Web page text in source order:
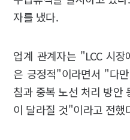
자를 냈다.
업계 관계자는 "LCC 시
은 긍정적"이라면서 "다
침과 중복 노선 처리 방안
이 달라질 것"이라고 전했